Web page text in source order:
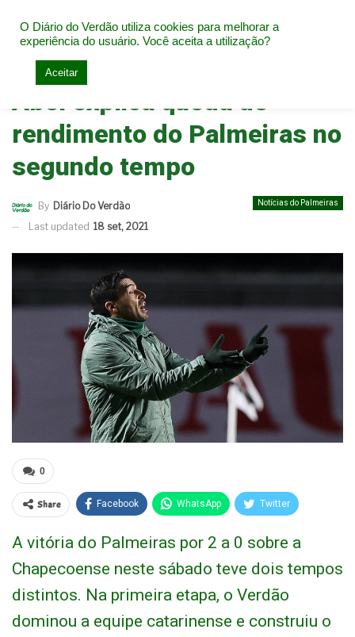
Home Notícias do Palmeiras
Abel explica queda de
rendimento do Palmeiras no
segundo tempo
Notícias do Palmeiras
By Diário Do Verdão
Last updated 18 set, 2021
0
Share Facebook WhatsApp Twitter
A vitória do Palmeiras por 2 a 0 sobre a
Chapecoense neste sábado teve dois tempos
distintos. Na primeira etapa, o Verdão
dominou a equipe catarinense e construiu o
O Diário do Verdão utiliza cookies para melhorar a
experiência do usuário. Você aceita a utilização?
Aceitar